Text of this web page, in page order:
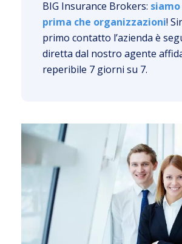
BIG Insurance Brokers:
prima che organizzazioni!
primo contatto l’azienda è
diretta dal nostro agente
reperibile 7 giorni su 7.